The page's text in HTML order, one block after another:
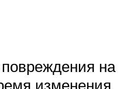
на
изменения